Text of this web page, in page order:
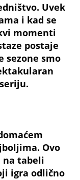
Uvek
i kad se
momenti
postaje
sezone smo
Ovo
na tabeli
igra odlično